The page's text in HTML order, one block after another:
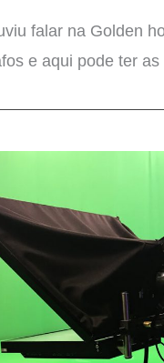
falar na Golden
e aqui pode ter as